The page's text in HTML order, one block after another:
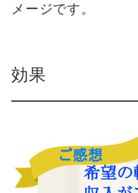
メージです。
効果